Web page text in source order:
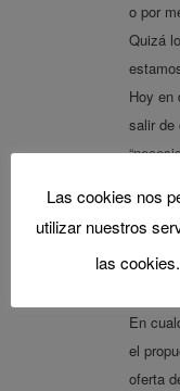
o por
Quizá
Hoy en
salir de
ver el
tantas
En
el
oferta
Las cookies nos
utilizar nuestros
las cookies.